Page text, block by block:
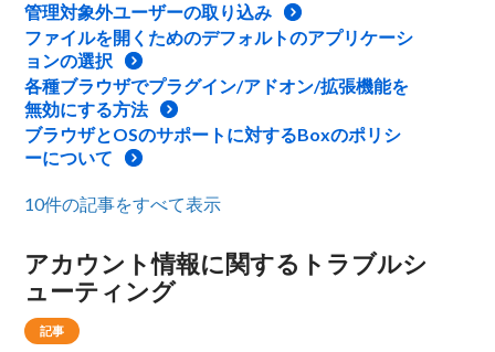
管理対象外ユーザーの取り込み
ファイルを開くためのデフォルトのアプリケーシ
ョンの選択
各種ブラウザでプラグイン/アドオン/拡張機能を
無効にする方法
ブラウザとOSのサポートに対するBoxのポリシ
ーについて
10件の記事をすべて表示
アカウント情報に関するトラブルシ
ューティング
記事